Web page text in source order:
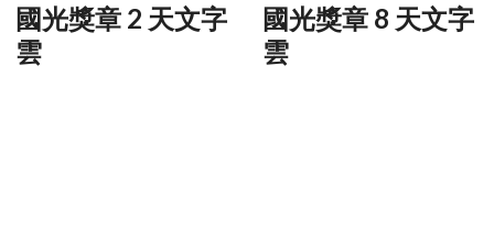
國光獎章 2 天文字
雲
國光獎章 8 天文字
雲